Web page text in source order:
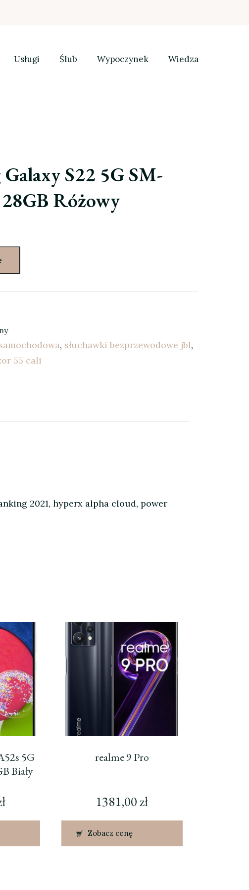
Usługi Ślub Wypoczynek Wiedza
Galaxy S22 5G SM-
Różowy
, słuchawki bezprzewodowe jbl,
55 cali
2021, hyperx alpha cloud, power
5G
Biały
realme 9 Pro
1381,00zł
Zobacz cenę